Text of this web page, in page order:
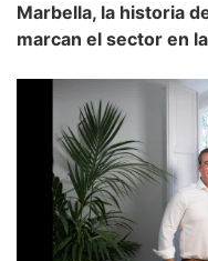
Marbella, la historia
marcan el sector en